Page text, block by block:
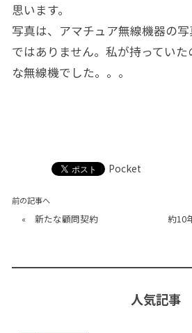
思います。
写真は、アマチュア無線機器の
ではありません。私が持ってい
な無線機でした。。。
Pocket
前の記事へ
« 新たな顧問契約
約10
人気記事